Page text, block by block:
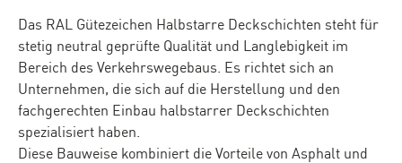
Das RAL Gütezeichen Halbstarre Deckschichten steht für
stetig neutral geprüfte Qualität und Langlebigkeit im
Bereich des Verkehrswegebaus. Es richtet sich an
Unternehmen, die sich auf die Herstellung und den
fachgerechten Einbau halbstarrer Deckschichten
spezialisiert haben.
Diese Bauweise kombiniert die Vorteile von Asphalt und